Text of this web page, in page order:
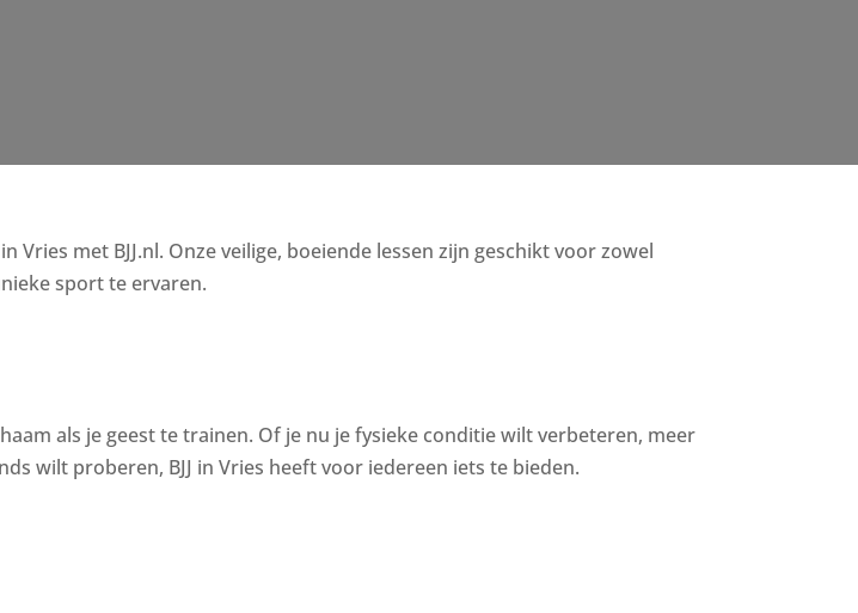
Vries met BJJ.nl. Onze veilige, boeiende lessen zijn geschikt voor zowel
sport te ervaren.
als je geest te trainen. Of je nu je fysieke conditie wilt verbeteren, meer
wilt proberen, BJJ in Vries heeft voor iedereen iets te bieden.